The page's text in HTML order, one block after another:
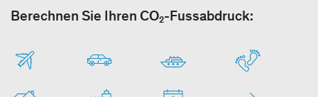
Berechnen Sie Ihren CO₂-Fussabdruck: